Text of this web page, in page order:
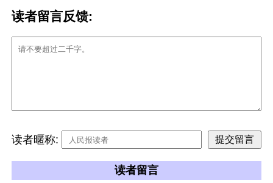
读者留言反馈:
读者暱称:
读者留言